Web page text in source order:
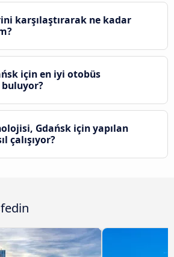
karşılaştırarak ne kadar
için en iyi otobüs
buluyor?
Gdańsk için yapılan
çalışıyor?